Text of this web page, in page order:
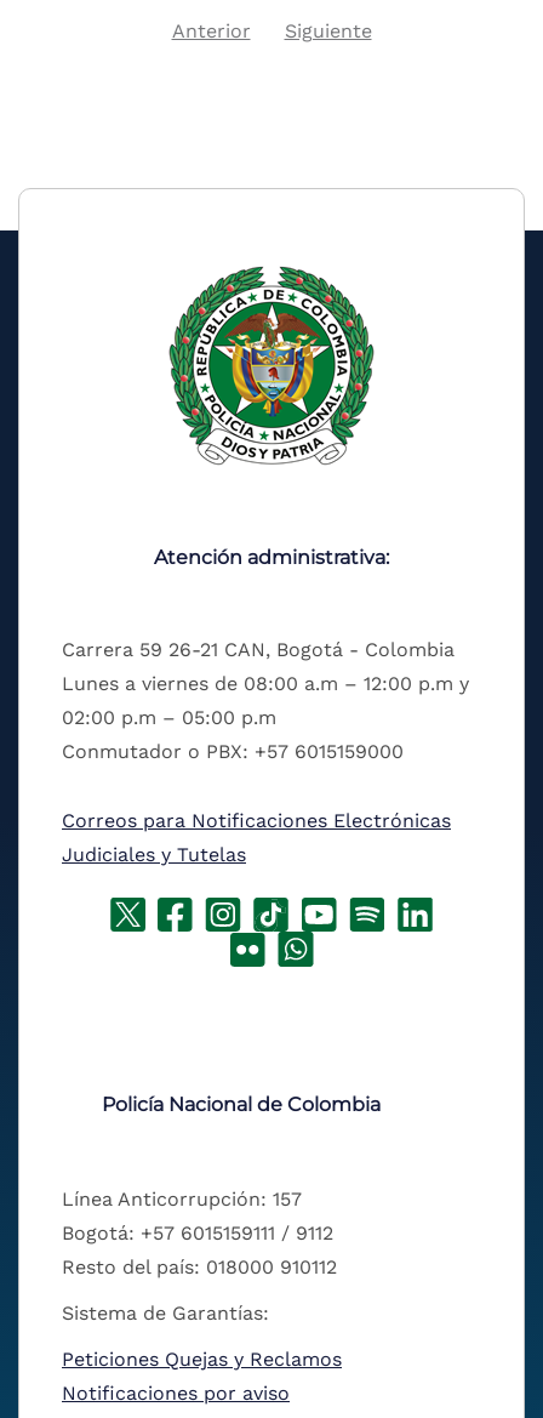
Pagination
Previous
Anterior
Next
Siguiente
Atención administrativa:
Carrera 59 26-21 CAN, Bogotá - Colombia
Lunes a viernes de 08:00 a.m – 12:00 p.m y
02:00 p.m – 05:00 p.m
Conmutador o PBX: +57 6015159000
Correos para Notificaciones Electrónicas
Judiciales y Tutelas
Policía Nacional de Colombia
Línea Anticorrupción: 157
Bogotá: +57 6015159111 / 9112
Resto del país: 018000 910112
Sistema de Garantías:
Peticiones Quejas y Reclamos
Notificaciones por aviso